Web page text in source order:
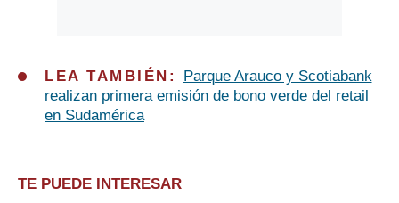
LEA TAMBIÉN:
Parque Arauco y Scotiabank
realizan primera emisión de bono verde del retail
en Sudamérica
TE PUEDE INTERESAR